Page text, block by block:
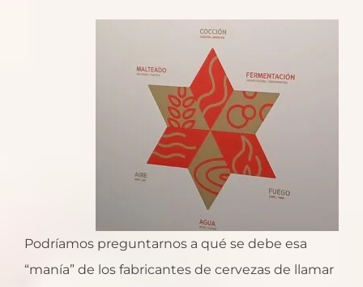
Podríamos preguntarnos a qué se debe esa
“manía” de los fabricantes de cervezas de llamar